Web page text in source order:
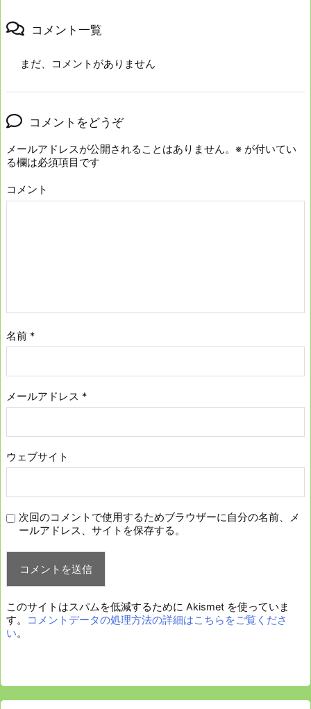
コメント一覧
まだ、コメントがありません
コメントをどうぞ
メールアドレスが公開されることはありません。 ※ が付いてい
る欄は必須項目です
コメント
名前 *
メールアドレス *
ウェブサイト
次回のコメントで使用するためブラウザーに自分の名前、メ
ールアドレス、サイトを保存する。
このサイトはスパムを低減するために Akismet を使っていま
す。
コメントデータの処理方法の詳細はこちらをご覧くださ
い。